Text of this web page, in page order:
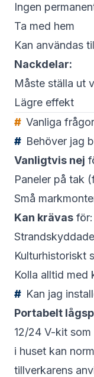
Ingen
Ta med hem
Kan användas
Nackdelar:
Måste ställa ut
Lägre effekt
Vanliga frågor
Behöver jag
Vanligtvis nej
Paneler på tak
Små
Kan krävas för:
Kulturhistoriskt
Kolla alltid med
Kan jag
Portabelt
12/24 V-kit
i huset kan
tillverkarens